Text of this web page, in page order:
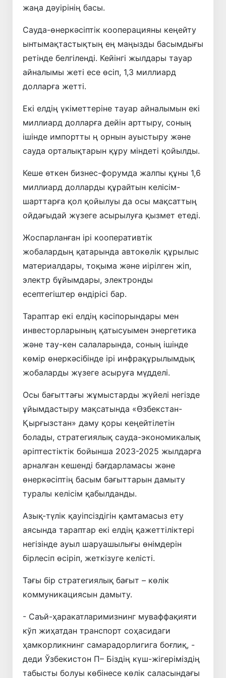
жаңа дәуірінің басы.
Сауда-өнеркәсіптік кооперацияны кеңейту
ынтымақтастықтың ең маңызды басымдығы
ретінде белгіленді. Кейінгі жылдары тауар
айналымы жеті есе өсіп, 1,3 миллиард
долларға жетті.
Екі елдің үкіметтеріне тауар айналымын екі
миллиард долларға дейін арттыру, соның
ішінде импортты ң орнын ауыстыру және
сауда орталықтарын құру міндеті қойылды.
Кеше өткен бизнес-форумда жалпы құны 1,6
миллиард долларды құрайтын келісім-
шарттарға қол қойылуы да осы мақсаттың
ойдағыдай жүзеге асырылуға қызмет етеді.
Жоспарланған ірі кооперативтік
жобалардың қатарында автокөлік құрылыс
материалдары, тоқыма және иірілген жіп,
электр бұйымдары, электронды
есептегіштер өндірісі бар.
Тараптар екі елдің кәсіпорындары мен
инвесторларының қатысуымен энергетика
және тау-кен салаларында, соның ішінде
көмір өнеркәсібінде ірі инфрақұрылымдық
жобаларды жүзеге асыруға мүдделі.
Осы бағыттағы жұмыстарды жүйелі негізде
ұйымдастыру мақсатында «Өзбекстан-
Қырғызстан» даму қоры кеңейтілетін
болады, стратегиялық сауда-экономикалық
әріптестіктік бойынша 2023-2025 жылдарға
арналған кешенді бағдарламасы және
өнеркәсіптің басым бағыттарын дамыту
туралы келісім қабылданды.
Азық-түлік қауіпсіздігін қамтамасыз ету
аясында тараптар екі елдің қажеттіліктері
негізінде ауыл шаруашылығы өнімдерін
бірлесіп өсіріп, жеткізуге келісті.
Тағы бір стратегиялық бағыт – көлік
коммуникациясын дамыту.
- Саъй-ҳаракатларимизнинг муваффақияти
кўп жиҳатдан транспорт соҳасидаги
ҳамкорликнинг самарадорлигига боғлиқ, -
деди Ўзбекистон П– Біздің күш-жігеріміздің
табысты болуы көбінесе көлік саласындағы